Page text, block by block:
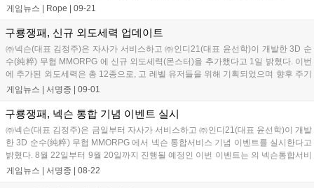
벤트로 진행된다. ‘고수 되기’ 이벤트는 ...
게임뉴스 | Rope 09-21
구룡쟁패, 신규 외도세력 업데이트
㈜넥슨(대표 김정주)은 자사가 서비스하고 ㈜인디21(대표 윤선학)이 개발한 3D 순
수(純粹) 무협 MMORPG 에 신규 외도세력(몬스터)을 추가했다고 1일 밝혔다. 이번
에 추가된 외도세력은 총 12종으로, 고 레벨 유저들을 위해 기획되었으며 향후 주기
적으로 업데이트 될 몬스터...
게임뉴스 | 서명종 09-01
구룡쟁패, 넥슨 통합 기념 이벤트 실시
㈜넥슨(대표 김정주)은 금일부터 자사가 서비스하고 ㈜인디21(대표 윤선학)이 개발
한 3D 순수(純粹) 무협 MMORPG 에서 넥슨 통합서비스 기념 이벤트를 실시한다고
밝혔다. 8월 22일부터 9월 20일까지 진행될 예정인 이번 이벤트는 의 넥슨통합서비
스와 아이템샵 오픈을 기념...
게임뉴스 | 서명종 08-22